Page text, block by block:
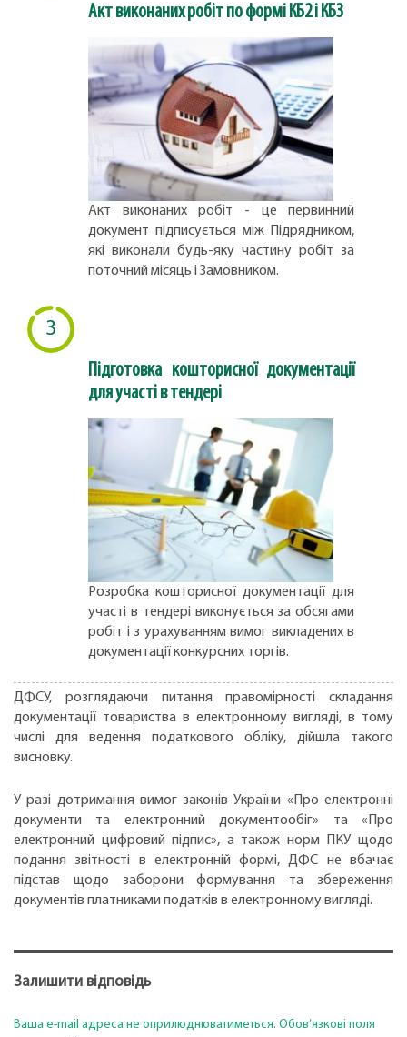
Акт виконаних робіт по формі КБ2 і КБ3
Акт виконаних робіт - це первинний
документ підписується між Підрядником,
які виконали будь-яку частину робіт за
поточний місяць і Замовником.
3
Підготовка кошторисної документації
для участі в тендері
Розробка кошторисної документації для
участі в тендері виконується за обсягами
робіт і з урахуванням вимог викладених в
документації конкурсних торгів.
ДФСУ, розглядаючи питання правомірності складання
документації товариства в електронному вигляді, в тому
числі для ведення податкового обліку, дійшла такого
висновку.
У разі дотримання вимог законів України «Про електронні
документи та електронний документообіг» та «Про
електронний цифровий підпис», а також норм ПКУ щодо
подання звітності в електронній формі, ДФС не вбачає
підстав щодо заборони формування та збереження
документів платниками податків в електронному вигляді.
Залишити відповідь
Ваша e-mail адреса не оприлюднюватиметься. Обов’язкові поля